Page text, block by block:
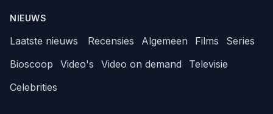
NIEUWS
Laatste nieuws Recensies Algemeen Films
Series
Bioscoop
Video's Video on demand
Televisie
Celebrities